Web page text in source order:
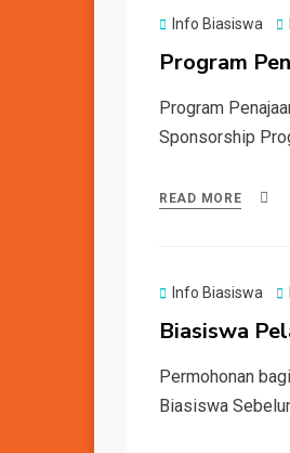
Info Biasiswa
Program
Program
Sponsorship
READ MORE
Info Biasiswa
Biasiswa
Permohonan
Biasiswa